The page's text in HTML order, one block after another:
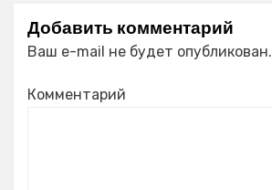
Добавить комментарий
Ваш e-mail не будет опубликован.
Комментарий